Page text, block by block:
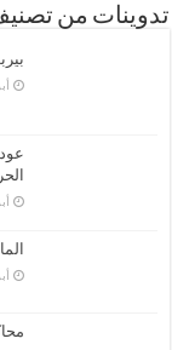
تدوينات من